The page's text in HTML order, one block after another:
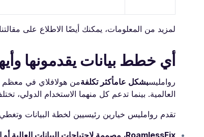
لمزيد من المعلومات، يمكنك أيضًا الاطلاع على
أي خطط بيانات يقدمونها
روامليسبشكل عامأكثر تكلفةمن هولافلاي في معظم
العالمية. بينما تدعم كل منهما الاستخدام الدولي،
تقدم روامليس خيارين رئيسيين لخطة البيانات وتغطي أكثر من 200